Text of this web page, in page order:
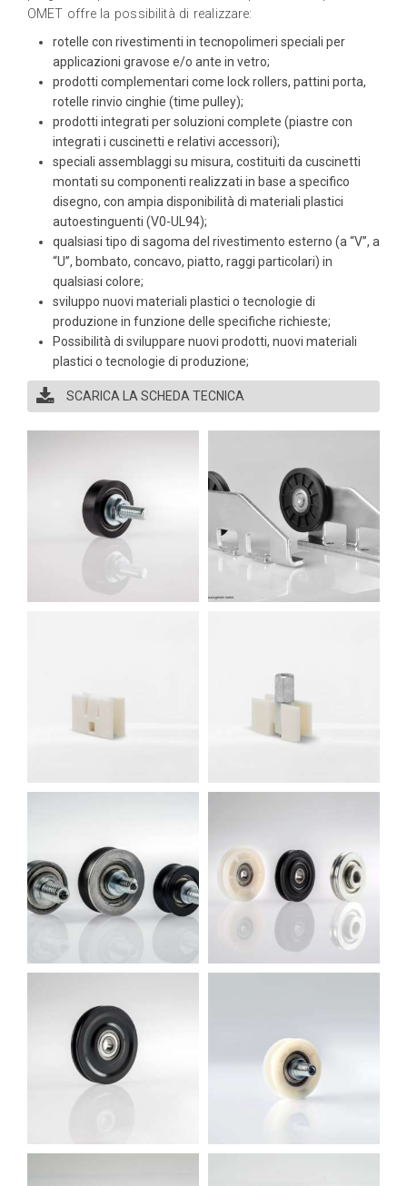
OMET offre la possibilità di realizzare:
rotelle con rivestimenti in tecnopolimeri speciali per
applicazioni gravose e/o ante in vetro;
prodotti complementari come lock rollers, pattini porta,
rotelle rinvio cinghie (time pulley);
prodotti integrati per soluzioni complete (piastre con
integrati i cuscinetti e relativi accessori);
speciali assemblaggi su misura, costituiti da cuscinetti
montati su componenti realizzati in base a specifico
disegno, con ampia disponibilità di materiali plastici
autoestinguenti (V0-UL94);
qualsiasi tipo di sagoma del rivestimento esterno (a “V”, a
“U”, bombato, concavo, piatto, raggi particolari) in
qualsiasi colore;
sviluppo nuovi materiali plastici o tecnologie di
produzione in funzione delle specifiche richieste;
Possibilità di sviluppare nuovi prodotti, nuovi materiali
plastici o tecnologie di produzione;
SCARICA LA SCHEDA TECNICA